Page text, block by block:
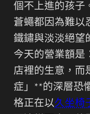
個不上進的孩子
蒼蠅都因為難以
鐵鏽與淡淡絕望
今天的營業額是
店裡的生意，而
症」**的深層恐
格正在以久坐椅